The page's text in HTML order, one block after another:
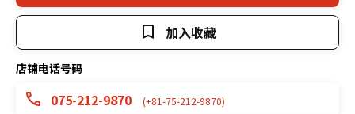
加入收藏
店铺电话号码
075-212-9870 (+81-75-212-9870)